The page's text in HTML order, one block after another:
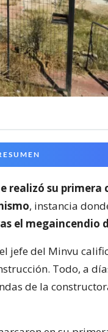
realizó su primera
, instancia
el megaincendio
jefe del Minvu
Todo, a
de la